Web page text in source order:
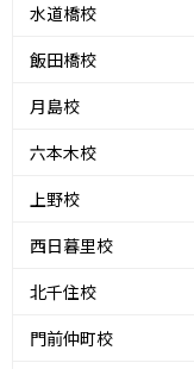
水道橋校
飯田橋校
月島校
六本木校
上野校
西日暮里校
北千住校
門前仲町校